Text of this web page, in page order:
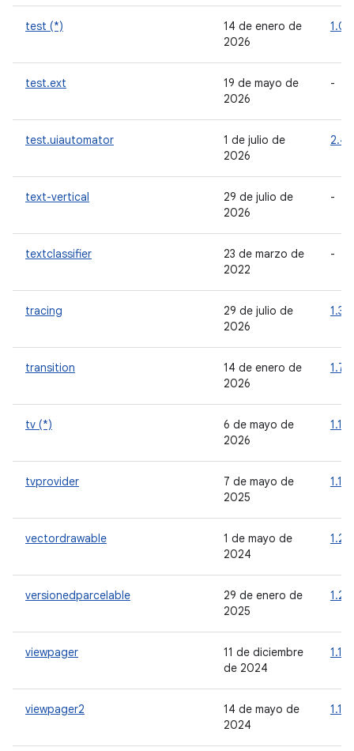
test (*)
14 de enero de
2026
1.0.1
test.ext
19 de mayo de
2026
-
test.uiautomator
1 de julio de
2026
text-vertical
29 de julio de
2026
-
textclassifier
23 de marzo de
2022
-
tracing
29 de julio de
2026
1.3.0
transition
14 de enero de
2026
1.7.0
tv (*)
6 de mayo de
2026
1.1.0
tvprovider
7 de mayo de
2025
1.1.0
vectordrawable
1 de mayo de
2024
versionedparcelable
29 de enero de
2025
1.2.1
viewpager
11 de diciembre
de 2024
1.1.0
viewpager2
14 de mayo de
2024
1.1.0